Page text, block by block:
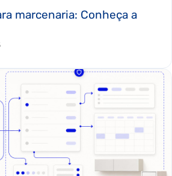
marcenaria: Conheça a